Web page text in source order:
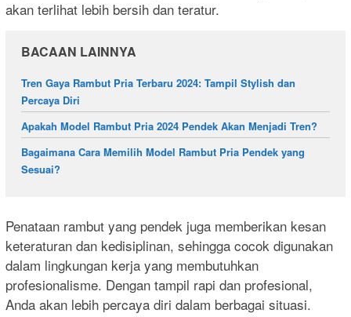
akan terlihat lebih bersih dan teratur.
BACAAN LAINNYA
Tren Gaya Rambut Pria Terbaru 2024: Tampil Stylish dan
Percaya Diri
Apakah Model Rambut Pria 2024 Pendek Akan Menjadi Tren?
Bagaimana Cara Memilih Model Rambut Pria Pendek yang
Sesuai?
Penataan rambut yang pendek juga memberikan kesan
keteraturan dan kedisiplinan, sehingga cocok digunakan
dalam lingkungan kerja yang membutuhkan
profesionalisme. Dengan tampil rapi dan profesional,
Anda akan lebih percaya diri dalam berbagai situasi.